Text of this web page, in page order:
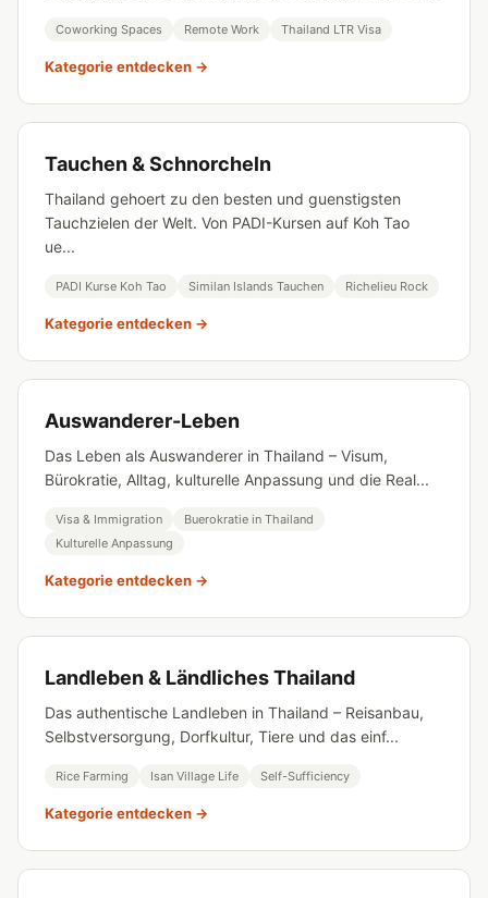
Coworking Spaces Remote Work Thailand LTR Visa
Kategorie entdecken →
Tauchen & Schnorcheln
Thailand gehoert zu den besten und guenstigsten
Tauchzielen der Welt. Von PADI-Kursen auf Koh Tao
ue...
PADI Kurse Koh Tao Similan Islands Tauchen Richelieu Rock
Kategorie entdecken →
Auswanderer-Leben
Das Leben als Auswanderer in Thailand – Visum,
Bürokratie, Alltag, kulturelle Anpassung und die Real...
Visa & Immigration
Buerokratie in Thailand
Kulturelle Anpassung
Kategorie entdecken →
Landleben & Ländliches Thailand
Das authentische Landleben in Thailand – Reisanbau,
Selbstversorgung, Dorfkultur, Tiere und das einf...
Rice Farming Isan Village Life Self-Sufficiency
Kategorie entdecken →